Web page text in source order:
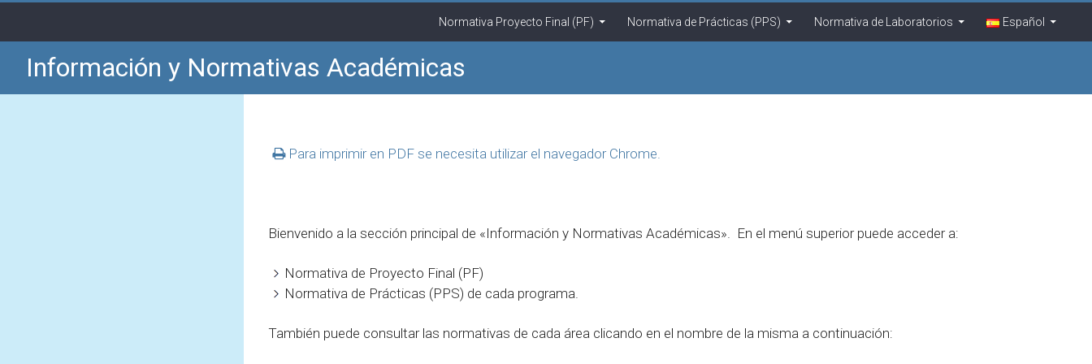
Normativa Proyecto Final (PF)
Normativa de Prácticas (PPS) Normativa de Laboratorios Español
Información y Normativas Académicas
Para imprimir en PDF se necesita utilizar el navegador Chrome.
Bienvenido a la sección principal de «Información y Normativas Académicas». En el menú superior puede acceder a:
Normativa de Proyecto Final (PF)
Normativa de Prácticas (PPS) de cada programa.
También puede consultar las normativas de cada área clicando en el nombre de la misma a continuación: